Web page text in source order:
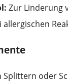
Zur Linderung
allergischen
Splittern oder